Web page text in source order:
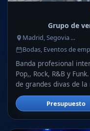
Grupo de
Madrid, Segovia …
Bodas, Eventos de
Banda profesional
Pop,, Rock, R&B y
de grandes divas de la
Presupuesto